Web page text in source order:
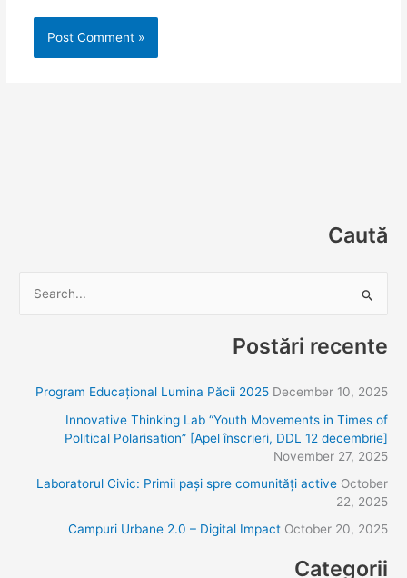
Caută
Postări recente
Program Educațional Lumina Păcii 2025 December 10, 2025
Innovative Thinking Lab “Youth Movements in Times of
Political Polarisation” [Apel înscrieri, DDL 12 decembrie]
November 27, 2025
Laboratorul Civic: Primii pași spre comunități active October
22, 2025
Campuri Urbane 2.0 – Digital Impact October 20, 2025
Categorii